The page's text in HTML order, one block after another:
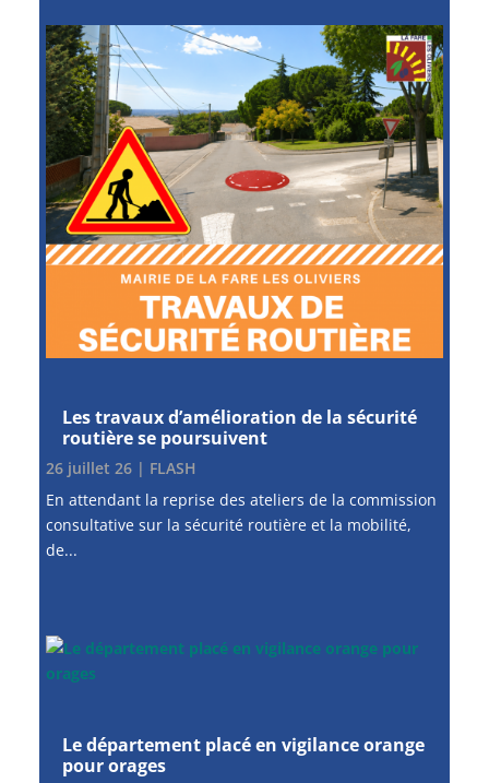
Les travaux d’amélioration de la sécurité
routière se poursuivent
26 juillet 26| FLASH
En attendant la reprise des ateliers de la commission
consultative sur la sécurité routière et la mobilité,
de...
Le département placé en vigilance orange
pour orages